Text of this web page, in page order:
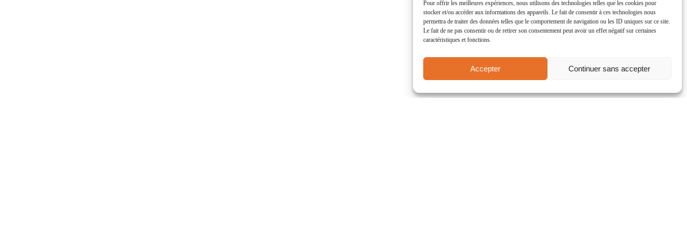
Pour offrir les meilleures expériences, nous utilisons des technologies telles que les cookies pour
stocker et/ou accéder aux informations des appareils. Le fait de consentir à ces technologies nous
permettra de traiter des données telles que le comportement de navigation ou les ID uniques sur ce site.
Le fait de ne pas consentir ou de retirer son consentement peut avoir un effet négatif sur certaines
caractéristiques et fonctions.
Accepter Continuer sans accepter